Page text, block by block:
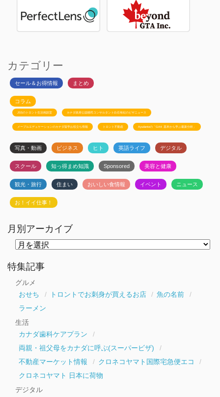
カテゴリー
セール＆お得情報 まとめ
コラム
JSSのトロント生活相談室 カナダ政府公認移民コンサルタント白石有紀のビザニュース
メープルエデュケーションのカナダ留学お役立ち情報 トロント不動産 Ayudanteの「GA4: 基本から学ぶ最新分析」
写真・動画 ビジネス ヒト 英語ライフ デジタル
スクール 知っ得まめ知識 Sponsored 美容と健康
観光・旅行 住まい おいしい食情報 イベント ニュース
お！イイ仕事！
月別アーカイブ
ー
カ
特集記事
グルメ
おせち
トロントでお刺身が買えるお店
魚の名前
ラーメン
生活
カナダ歯科ケアプラン
両親・祖父母をカナダに呼ぶ(スーパービザ)
不動産マーケット情報
クロネコヤマト国際宅急便エコ
クロネコヤマト 日本に荷物
デジタル